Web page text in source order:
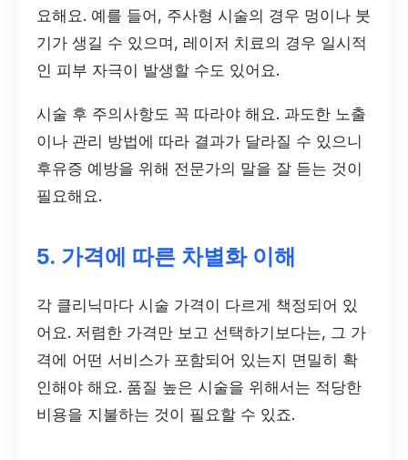
요해요. 예를 들어, 주사형 시술의 경우 멍이나 붓
기가 생길 수 있으며, 레이저 치료의 경우 일시적
인 피부 자극이 발생할 수도 있어요.
시술 후 주의사항도 꼭 따라야 해요. 과도한 노출
이나 관리 방법에 따라 결과가 달라질 수 있으니
후유증 예방을 위해 전문가의 말을 잘 듣는 것이
필요해요.
5. 가격에 따른 차별화 이해
각 클리닉마다 시술 가격이 다르게 책정되어 있
어요. 저렴한 가격만 보고 선택하기보다는, 그 가
격에 어떤 서비스가 포함되어 있는지 면밀히 확
인해야 해요. 품질 높은 시술을 위해서는 적당한
비용을 지불하는 것이 필요할 수 있죠.